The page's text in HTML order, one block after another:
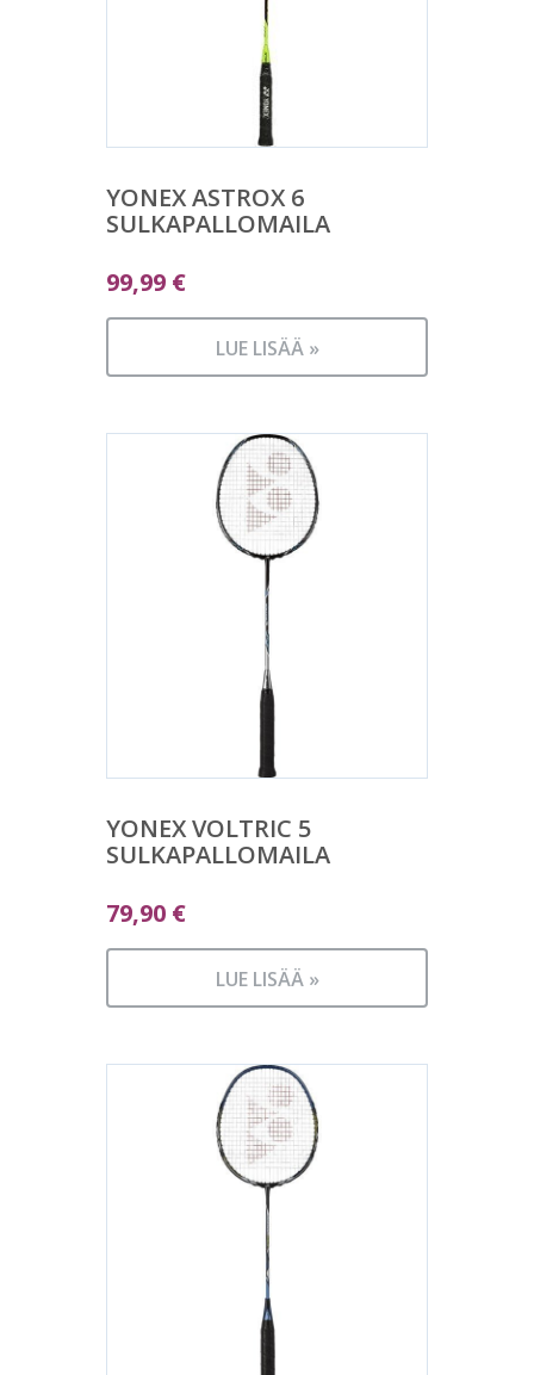
YONEX ASTROX 6
SULKAPALLOMAILA
99,99 €
LUE LISÄÄ »
YONEX VOLTRIC 5
SULKAPALLOMAILA
79,90 €
LUE LISÄÄ »